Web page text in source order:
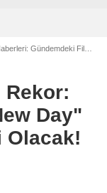
Gündemdeki Filmler
Rekor:
Day"
Olacak!